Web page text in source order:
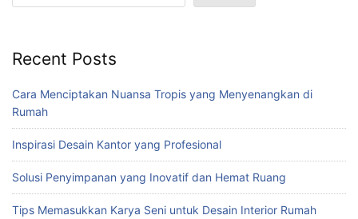
Recent Posts
Cara Menciptakan Nuansa Tropis yang Menyenangkan di
Rumah
Inspirasi Desain Kantor yang Profesional
Solusi Penyimpanan yang Inovatif dan Hemat Ruang
Tips Memasukkan Karya Seni untuk Desain Interior Rumah